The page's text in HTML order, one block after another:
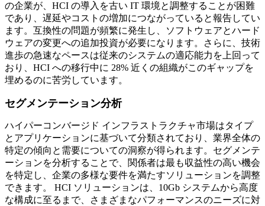
の企業が、HCI の導入を古い IT 環境と調整することが困難
であり、遅延やコストの増加につながっていると報告してい
ます。互換性の問題が頻繁に発生し、ソフトウェアとハ​​ード
ウェアの変更への追加投資が必要になります。さらに、技術
進歩の急速なペースは従来のシステムの適応能力を上回って
おり、HCI への移行中に 28% 近くの組織がこのギャップを
埋めるのに苦労しています。
セグメンテーション分析
ハイパーコンバージド インフラストラクチャ市場はタイプ
とアプリケーションに基づいて分類されており、業界全体の
特定の傾向と需要についての洞察が得られます。セグメンテ
ーションを分析することで、関係者は最も収益性の高い機会
を特定し、企業の多様な要件を満たすソリューションを調整
できます。 HCI ソリューションは、10Gb システムから高度
な構成に至るまで、さまざまなパフォーマンスのニーズに対